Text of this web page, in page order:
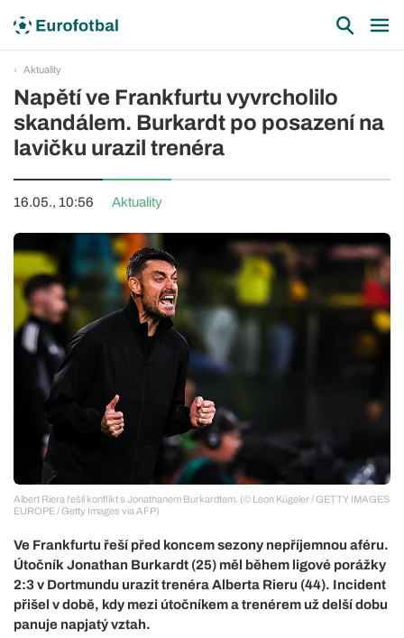
Aktuality
Napětí ve Frankfurtu vyvrcholilo
skandálem. Burkardt po posazení na
lavičku urazil trenéra
16.05., 10:56 Aktuality
Albert Riera řešil konflikt s Jonathanem Burkardtem. (© Leon Kügeler / GETTY IMAGES
EUROPE / Getty Images via AFP)
Ve Frankfurtu řeší před koncem sezony nepříjemnou aféru.
Útočník Jonathan Burkardt (25) měl během ligové porážky
2:3 v Dortmundu urazit trenéra Alberta Rieru (44). Incident
přišel v době, kdy mezi útočníkem a trenérem už delší dobu
panuje napjatý vztah.